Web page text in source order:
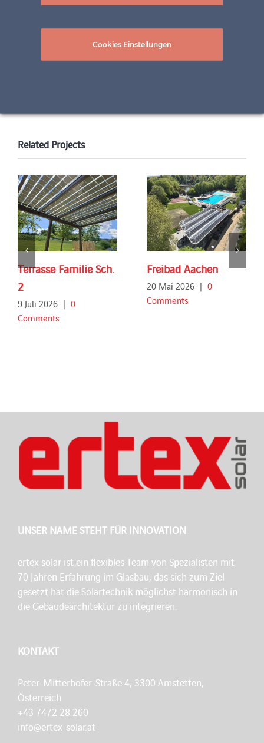
Related Projects
Terrasse Familie Sch.
2
9 Juli 2026 | 0
Comments
Freibad Aachen
20 Mai 2026 | 0
Comments
UNSER NAME STEHT FÜR INNOVATION
ertex solar ist ein flexibles Team von Spezialisten mit
70 Jahren Erfahrung im Glasbau, das sich zum Ziel
gesetzt hat die Solartechnik möglichst harmonisch in
die Gebäudearchitektur zu integrieren.
KONTAKT
Peter-Mitterhofer-Straße 4, 3300 Amstetten,
Österreich
+43 7472 28 260
info@ertex-solar.at
Cookies Einstellungen